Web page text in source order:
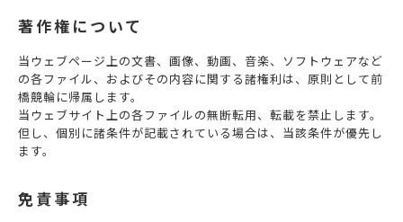
著作権について
当ウェブページ上の文書、画像、動画、音楽、ソフトウェアなど
の各ファイル、およびその内容に関する諸権利は、原則として前
橋競輪に帰属します。
当ウェブサイト上の各ファイルの無断転用、転載を禁止します。
但し、個別に諸条件が記載されている場合は、当該条件が優先し
ます。
免責事項